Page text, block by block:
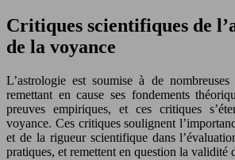
Critiques scientifiques de
de la voyance
L’astrologie est soumise à de
remettant en cause ses fondements
preuves empiriques, et ces critiques
voyance. Ces critiques soulignent
et de la rigueur scientifique dans
pratiques, et remettent en question la validité